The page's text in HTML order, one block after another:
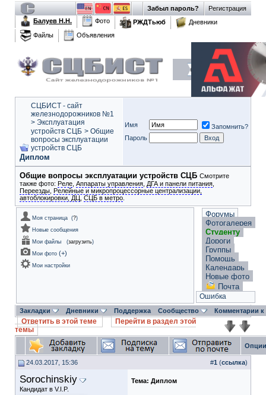
Регистрация
Забыл пароль?
Балуев Н.Н.
Фото РЖДТьюб
Дневники
Файлы
Объявления
СЦБИСТ - сайт
железнодорожников №1
> Эксплуатация
устройств СЦБ > Общие
вопросы эксплуатации
устройств СЦБ
Диплом
Имя
Запомнить?
Пароль
Общие вопросы эксплуатации устройств СЦБ Смотрите
также фото: Реле Аппараты управления ДГА и панели питания
Переезды Релейные и микропроцессорные централизации,
автоблокировки, ДЦ СЦБ в метро
Моя страница (?)
Новые сообщения
Мои файлы
(загрузить)
Мои фото (+)
Мои настройки
Форумы
Фотогалерея
Студенту
Дороги
Группы
Помощь
Календарь
Новые фото
Почта
Ошибка
Закладки Дневники Поддержка Сообщество Комментарии
Ответить в этой теме
Перейти в раздел этой
темы
24.03.2017, 15:36 #1 (ссылка)
Sorochinskiy
Кандидат в V.I.P.
Тема: Диплом